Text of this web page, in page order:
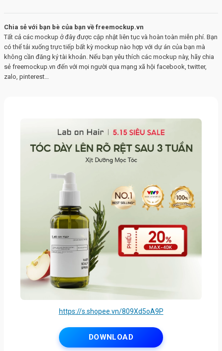
Chia sẻ với bạn bè của bạn về freemockup.vn
Tất cả các mockup ở đây được cập nhật liên tục và hoàn toàn miễn phí. Bạn
có thể tải xuống trực tiếp bất kỳ mockup nào hợp với dự án của bạn mà
không cần đăng ký tài khoản. Nếu bạn yêu thích các mockup này, hãy chia
sẻ freemockup.vn đến với mọi người qua mạng xã hội facebook, twitter,
zalo, pinterest…
https://s.shopee.vn/809Xd5oA9P
DOWNLOAD